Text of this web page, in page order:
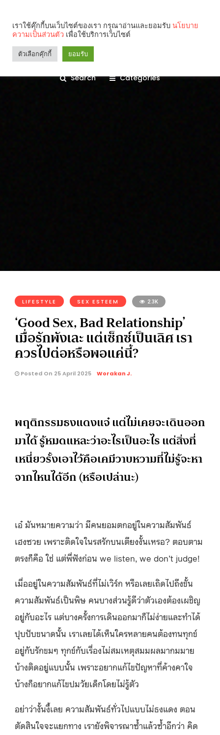
Search Categories
LIFESTYLE SEX ESTEEM 2.3K
‘Good Sex, Bad Relationship’
เมื่อรักพังเละ แต่เซ็กซ์เป็นเลิศ เรา
ควรไปต่อหรือพอแค่นี้?
Posted On 25 April 2025 Worakan J.
พฤติกรรมธงแดงแจ๋ แต่ไม่เคยจะเดินออก
มาได้ รู้หมดแหละว่าอะไรเป็นอะไร แต่สิ่งที่
เหนี่ยวรั้งเอาไว้คือเคมีวาบหวามที่ไม่รู้จะหา
จากไหนได้อีก (หรือเปล่านะ)
เอ๋ มันหมายความว่า มีคนยอมตกอยู่ในความสัมพันธ์
เฮงซวย เพราะติดใจในรสรักบนเตียงงั้นเหรอ? ตอบตาม
ตรงก็คือ ใช่ แต่พี่ฟังก่อน we listen, we don’t judge!
เมื่ออยู่ในความสัมพันธ์ที่ไม่เวิร์ก หรือเลยเถิดไปถึงขั้น
ความสัมพันธ์เป็นพิษ คนบางส่วนรู้ดีว่าตัวเองต้องเผชิญ
อยู่กับอะไร แต่บางครั้งการเดินออกมาก็ไม่ง่ายและทำได้
ปุบปับขนาดนั้น เราเลยได้เห็นใครหลายคนต้องทนทุกข์
อยู่กับรักขมๆ ทุกข์กับเรื่องไม่สมเหตุสมมผลมากมมาย
บ้างติดอยู่แบบนั้น เพราะอยากแก้ไขปัญหาที่ค้างคาใจ
บ้างก็อยากแก้ไขปมวัยเด็กโดยไม่รู้ตัว
อย่าว่างั้นงี้เลย ความสัมพันธ์ทั่วไปแบบไม่ธงแดง ตอน
ตัดสินใจจะแยกทาง เรายังพิจารณาซ้ำแล้วซ้ำอีกว่า คิด
เราใช้คุ๊กกี้บนเว็บไซต์ของเรา กรุณาอ่านและยอมรับ นโยบาย
ความเป็นส่วนตัว เพื่อใช้บริการเว็บไซต์
ตัวเลือกคุ๊กกี้ ยอมรับ